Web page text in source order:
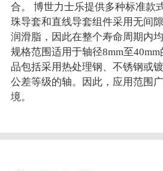
合。 博世力士乐提供多种标准款
珠导套和直线导套组件采用无间
润滑脂，因此在整个寿命周期内
规格范围适用于轴径8mm至
品包括采用热处理钢、不锈钢或
公差等级的轴。因此，应用范围
境。